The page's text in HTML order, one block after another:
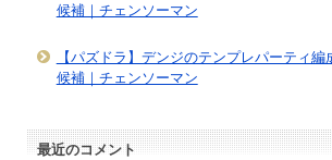
候補｜チェンソーマン
【パズドラ】デンジのテンプレパーティ編
候補｜チェンソーマン
最近のコメント